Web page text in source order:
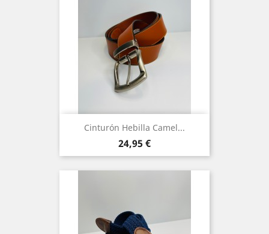
Cinturón Hebilla Camel...
Precio
24,95 €